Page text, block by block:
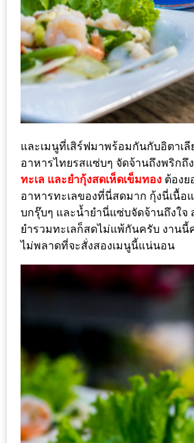
PINGFAI
FESTIVAL
3
อาหาร
ระดับ
พรีเมียม
พร้อม
สุ
กี้
เนื้อ
หมู
สุด
เด็ด
ที่
AIKO
(THE
และเมนูที่เสิร์ฟมาพร้อมกันกับอิตาเ
อาหารไทยรสแซ่บๆ จัดจ้านถึงพริกถึ
ทะเล และยำกุ้งสดเห็ดเข็มทอง ต้องย
อาหารทะเลของที่นี่สดมาก กุ้งนี่เนื้อ
บกรุ๊บๆ และน้ำยำนี่แซ่บจัดจ้านถึงใจ
ยำรวมทะเลก็สดไม่แพ้กันครับ งาน
ไม่พลาดที่จะสั่งสองเมนูนี้แน่นอน